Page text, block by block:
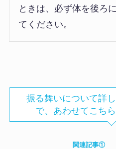
ときは、必ず体を後ろ
てください。
振る舞いについて詳
で、あわせてこち
関連記事①